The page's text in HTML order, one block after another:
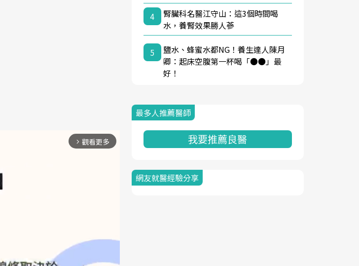
arrow_forward_ios 觀看更多
4
腎臟科名醫江守山：這3個時間喝
水，養腎效果勝人蔘
5
鹽水、蜂蜜水都NG！養生達人陳月
卿：起床空腹第一杯喝「●●」最
好！
最多人推薦醫師
我要推薦良醫
網友就醫經驗分享